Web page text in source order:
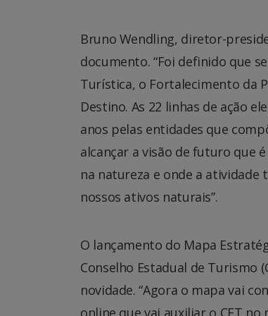
Bruno Wendling, diretor-
documento. “Foi definido que
Turística, o Fortalecimento da
Destino. As 22 linhas de ação
anos pelas entidades que
alcançar a visão de futuro que
na natureza e onde a
nossos ativos naturais”.
O lançamento do Mapa
Conselho Estadual de Turismo
novidade. “Agora o mapa vai
online que vai auxiliar o CET